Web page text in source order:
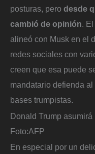
posturas, pero desde
cambió de opinión.
alineó con Musk en el
redes sociales con
creen que esa puede
mandatario defienda
bases trumpistas.
Donald Trump
Foto:AFP
En especial por un